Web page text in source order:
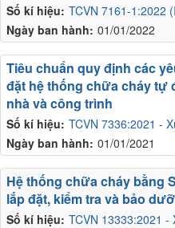
Số kí hiệu: TCVN 7161-1:2022
Ngày ban hành: 01/01/2022
Số kí hiệu: TCVN 7336:2021 -
Ngày ban hành: 01/01/2021
Tiêu chuẩn quy định các
đặt hệ thống chữa cháy
nhà và công trình
Số kí hiệu: TCVN 13333:2021 -
Hệ thống chữa cháy bằng
lắp đặt, kiểm tra và bảo